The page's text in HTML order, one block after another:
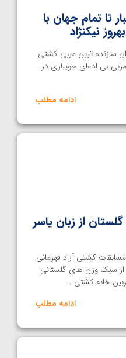
تا تمام جهان با
نیکنژاد
سازنده ترین مربی کشتی
بی ادعای جویباری در
ادامه مطلب
از زبان یاسر
کشتی آزاد قهرمانی
از سبک وزن های گلستانی
خانه کشتی ...
ادامه مطلب